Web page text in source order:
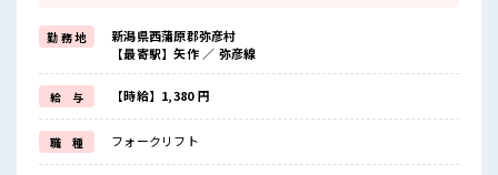
これまでの経験を活かしませんか？
ブランクがあっても大丈夫♪
経験はちょっとだけ…という方もOK！
≪無理なく働ける≫
場合によってはお願いすることもありますが、
残業はほとんどナシ！
≪自分に向いている仕事が探せる≫
困った事などがあれば、
担当がしっかりサポートします！
勤 務 地
新潟県西蒲原郡弥彦村
【最寄駅】矢作 ／ 弥彦線
給 与 【時給】1,380 円
職 種 フォークリフト